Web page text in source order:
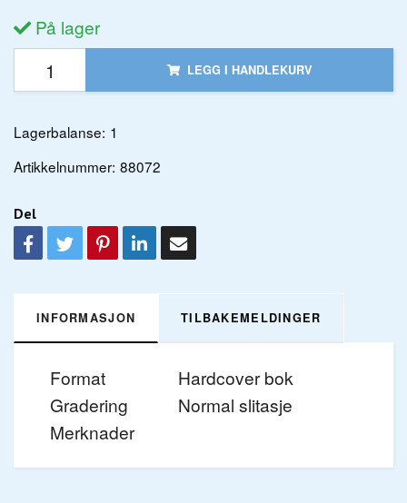
På lager
LEGG I HANDLEKURV
Lagerbalanse: 1
Artikkelnummer: 88072
Del
INFORMASJON TILBAKEMELDINGER
Format
Hardcover bok
Gradering
Normal slitasje
Merknader